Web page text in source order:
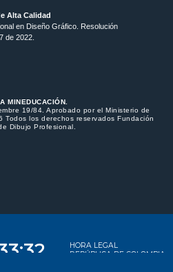
Alta Calidad
en Diseño Gráfico. Resolución
de 2022.
MINEDUCACIÓN.
19/84. Aprobado por el Ministerio de
los derechos reservados Fundación
Dibujo Profesional.